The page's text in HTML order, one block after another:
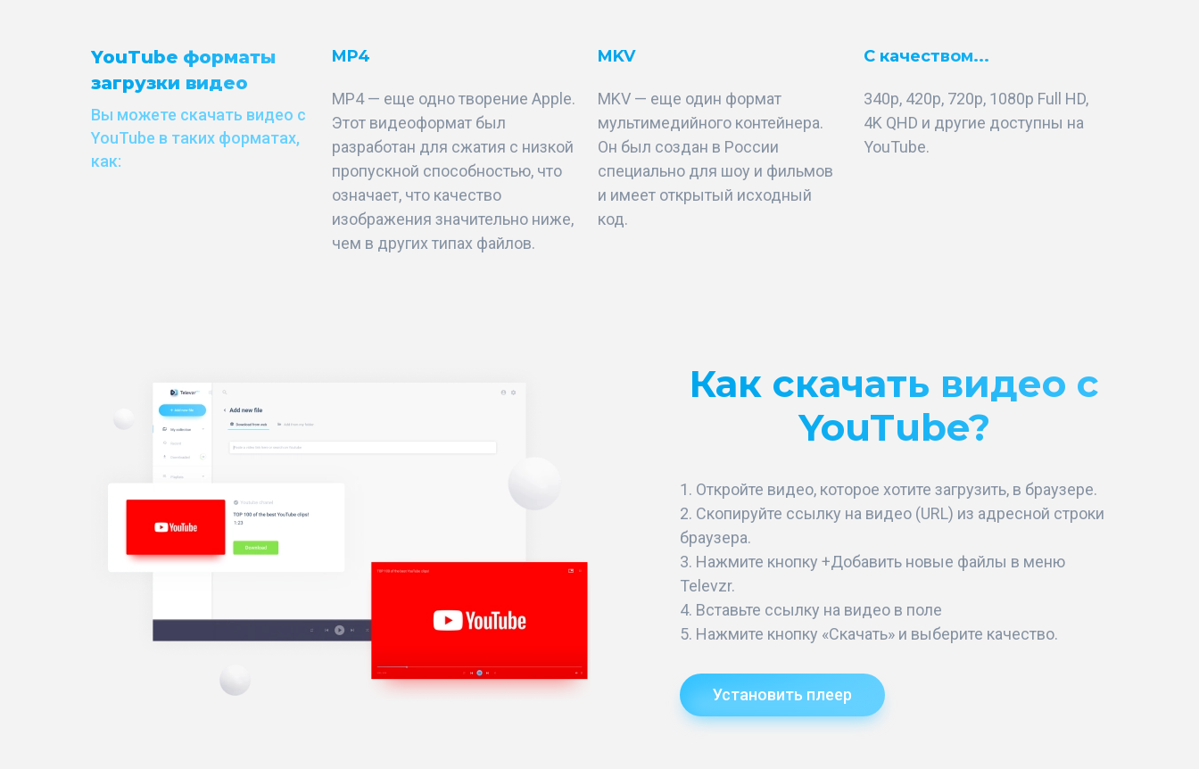
YouTube форматы
загрузки видео
Вы можете скачать видео с
YouTube в таких форматах,
как:
MP4
MP4 — еще одно творение Apple.
Этот видеоформат был
разработан для сжатия с низкой
пропускной способностью, что
означает, что качество
изображения значительно ниже,
чем в других типах файлов.
MKV
MKV — еще один формат
мультимедийного контейнера.
Он был создан в России
специально для шоу и фильмов
и имеет открытый исходный
код.
С качеством...
340p, 420p, 720p, 1080p Full HD,
4K QHD и другие доступны на
YouTube.
Как скачать видео с
YouTube?
Откройте видео, которое хотите загрузить, в браузере.
Скопируйте ссылку на видео (URL) из адресной строки
браузера.
Нажмите кнопку +Добавить новые файлы в меню
Televzr.
Вставьте ссылку на видео в поле
Нажмите кнопку «Скачать» и выберите качество.
Установить плеер